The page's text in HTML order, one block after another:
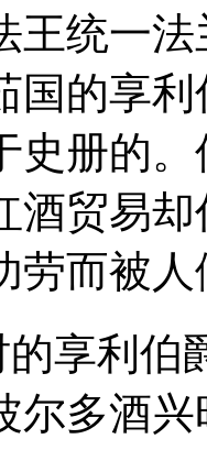
王统一
国的享
史册的
酒贸易
劳而被
享利伯
尔多酒